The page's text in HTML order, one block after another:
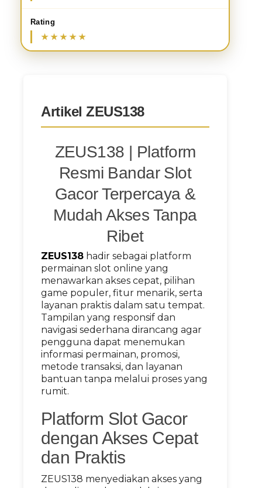
Rating
Artikel ZEUS138
ZEUS138 | Platform
Resmi Bandar Slot
Gacor Terpercaya &
Mudah Akses Tanpa
Ribet
ZEUS138 hadir sebagai platform
permainan slot online yang
menawarkan akses cepat, pilihan
game populer, fitur menarik, serta
layanan praktis dalam satu tempat.
Tampilan yang responsif dan
navigasi sederhana dirancang agar
pengguna dapat menemukan
informasi permainan, promosi,
metode transaksi, dan layanan
bantuan tanpa melalui proses yang
rumit.
Platform Slot Gacor
dengan Akses Cepat
dan Praktis
ZEUS138 menyediakan akses yang